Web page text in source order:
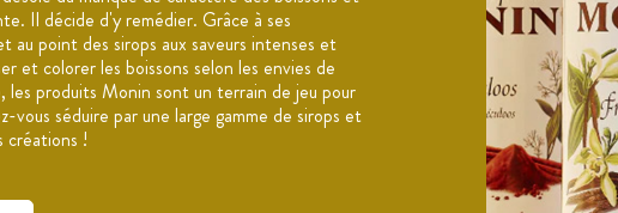
sec et frais (<25°C)
France, à Bourges
Il décide d'y remédier. Grâce à ses
au point des sirops aux saveurs intenses et
et colorer les boissons selon les envies de
les produits Monin sont un terrain de jeu pour
vous séduire par une large gamme de sirops et
!